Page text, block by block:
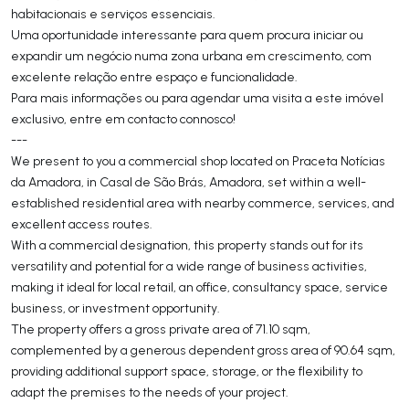
habitacionais e serviços essenciais.
Uma oportunidade interessante para quem procura iniciar ou
expandir um negócio numa zona urbana em crescimento, com
excelente relação entre espaço e funcionalidade.
Para mais informações ou para agendar uma visita a este imóvel
exclusivo, entre em contacto connosco!
---
We present to you a commercial shop located on Praceta Notícias
da Amadora, in Casal de São Brás, Amadora, set within a well-
established residential area with nearby commerce, services, and
excellent access routes.
With a commercial designation, this property stands out for its
versatility and potential for a wide range of business activities,
making it ideal for local retail, an office, consultancy space, service
business, or investment opportunity.
The property offers a gross private area of 71.10 sqm,
complemented by a generous dependent gross area of 90.64 sqm,
providing additional support space, storage, or the flexibility to
adapt the premises to the needs of your project.